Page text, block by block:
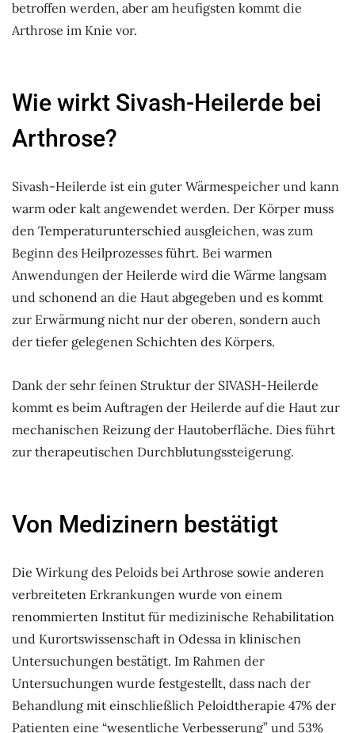
betroffen werden, aber am heufigsten kommt die
Arthrose im Knie vor.
Wie wirkt Sivash-Heilerde bei
Arthrose?
Sivash-Heilerde ist ein guter Wärmespeicher und kann
warm oder kalt angewendet werden. Der Körper muss
den Temperaturunterschied ausgleichen, was zum
Beginn des Heilprozesses führt. Bei warmen
Anwendungen der Heilerde wird die Wärme langsam
und schonend an die Haut abgegeben und es kommt
zur Erwärmung nicht nur der oberen, sondern auch
der tiefer gelegenen Schichten des Körpers.
Dank der sehr feinen Struktur der SIVASH-Heilerde
kommt es beim Auftragen der Heilerde auf die Haut zur
mechanischen Reizung der Hautoberfläche. Dies führt
zur therapeutischen Durchblutungssteigerung.
Von Medizinern bestätigt
Die Wirkung des Peloids bei Arthrose sowie anderen
verbreiteten Erkrankungen wurde von einem
renommierten Institut für medizinische Rehabilitation
und Kurortswissenschaft in Odessa in klinischen
Untersuchungen bestätigt. Im Rahmen der
Untersuchungen wurde festgestellt, dass nach der
Behandlung mit einschließlich Peloidtherapie 47% der
Patienten eine “wesentliche Verbesserung” und 53%